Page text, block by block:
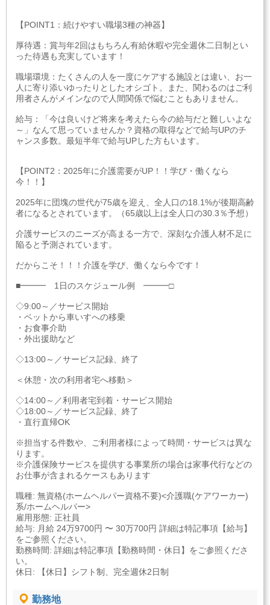
【POINT1：続けやすい職場3種の神器】
厚待遇：賞与年2回はもちろん有給休暇や完全週休二日制とい
った待遇も充実しています！
職場環境：たくさんの人を一度にケアする施設とは違い、お一
人に寄り添いゆったりとしたオシゴト。また、関わるのはご利
用者さんがメインなので人間関係で悩むこともありません。
給与：「今は良いけど将来を考えたら今の給与だと難しいよな
～」なんて思っていませんか？資格の取得などで給与UPのチ
ャンス多数。最短半年で給与UPした方もいます。
【POINT2：2025年に介護需要がUP！！学び・働くなら
今！！】
2025年に団塊の世代が75歳を迎え、全人口の18.1%が後期高齢
者になるとされています。（65歳以上は全人口の30.3％予想）
介護サービスのニーズが高まる一方で、深刻な介護人材不足に
陥ると予測されています。
だからこそ！！！介護を学び、働くなら今です！
■━━━ 1日のスケジュール例 ━━━□
◇9:00～／サービス開始
・ベットから車いすへの移乗
・お食事介助
・外出援助など
◇13:00～／サービス記録、終了
＜休憩・次の利用者宅へ移動＞
◇14:00～／利用者宅到着・サービス開始
◇18:00～／サービス記録、終了
・直行直帰OK
※担当する件数や、ご利用者様によって時間・サービスは異な
ります。
※介護保険サービスを提供する事業所の場合は家事代行などの
お仕事が含まれるケースもあります
職種: 無資格(ホームヘルパー資格不要)<介護職(ケアワーカー)
系/ホームヘルパー>
雇用形態: 正社員
給与: 月給 24万9700円 〜 30万700円 詳細は特記事項【給与】
をご参照ください。
勤務時間: 詳細は特記事項【勤務時間・休日】をご参照くださ
い。
休日: 【休日】シフト制、完全週休2日制
勤務地